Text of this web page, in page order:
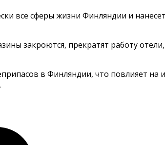
все сферы жизни Финляндии и
закроются, прекратят работу
в Финляндии, что повлияет